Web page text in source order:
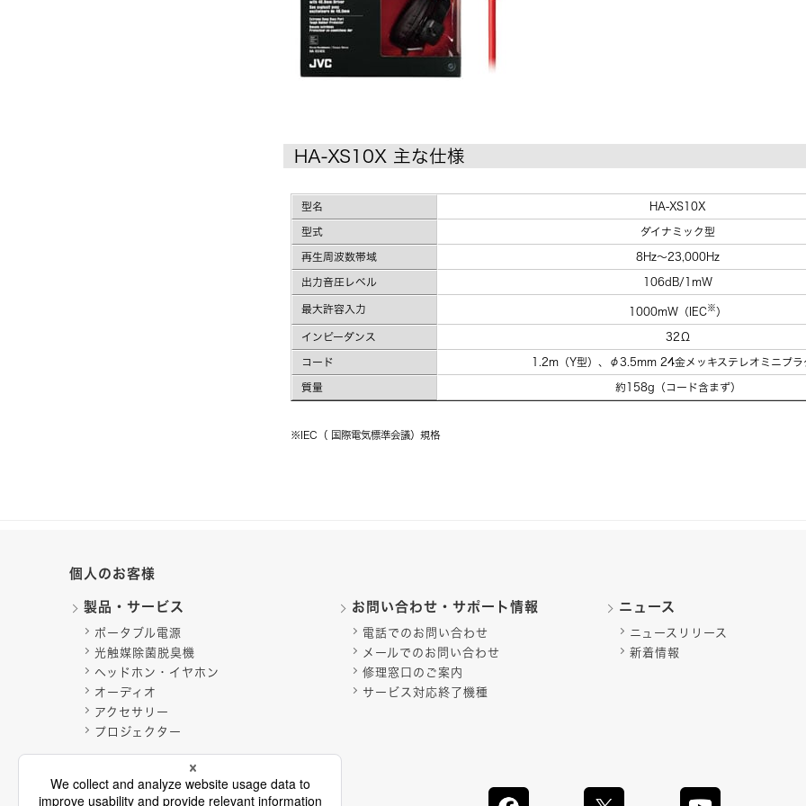
HA-XS10X 主な仕様
型名 HA-XS10X
型式 ダイナミック型
再生周波数帯域 8Hz～23,000Hz
出力音圧レベル 106dB/1mW
最大許容入力 1000mW（IEC※ ）
インピーダンス 32Ω
コード 1.2m（Y型）、φ3.5mm 24金メッキステレオミニプラ
質量 約158g（コード含まず）
※IEC（ 国際電気標準会議）規格
個人のお客様
製品・サービス
ポータブル電源
光触媒除菌脱臭機
ヘッドホン・イヤホン
オーディオ
アクセサリー
プロジェクター
お問い合わせ・サポート情報
電話でのお問い合わせ
メールでのお問い合わせ
修理窓口のご案内
サービス対応終了機種
ニュース
ニュースリリース
新着情報